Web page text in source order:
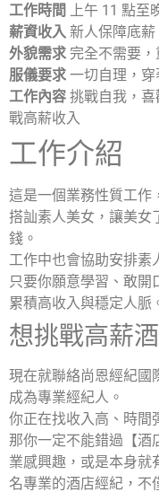
工作時間 上午 11 點至
薪資收入 新人保障底
外貌需求 完全不需要
服儀要求 一切自理，
工作內容 挑戰自我，
戰高薪收入
工作介紹
這是一個業務性質工作
搭訕素人美女，讓美女
錢。
工作中也會協助安排素
只要你願意學習、敢開
累積高收入與穩定人脈
想挑戰高薪
現在就聯絡尚恩經紀國
成為專業經紀人。
你正在找收入高、時間
那你一定不能錯過【酒
業感興趣，或是本身就
名專業的酒店經紀，不